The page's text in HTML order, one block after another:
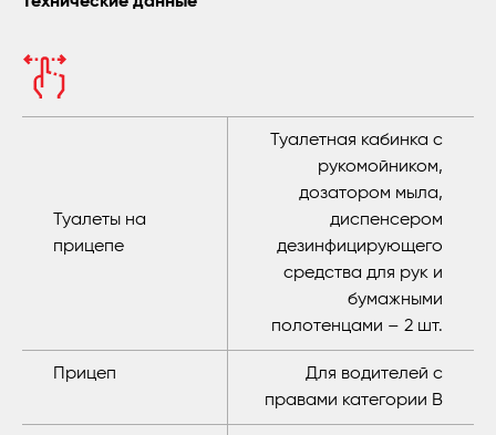
Туалеты на
прицепе
Туалетная кабинка с
рукомойником,
дозатором мыла,
диспенсером
дезинфицирующего
средства для рук и
бумажными
полотенцами – 2 шт.
Прицеп
Для водителей с
правами категории B